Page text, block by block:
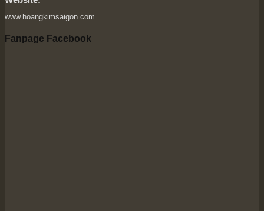
www.hoangkimsaigon.com
Fanpage Facebook